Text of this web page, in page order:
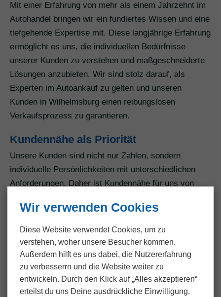
Mit einer Erfahrung von mehr als einem Jahrzehnt im
Autohandel bringen wir ein fundiertes Wissen und eine
tiefgehende Expertise mit. Diese langjährige Erfahrung
ermöglicht es uns, die individuellen Bedürfnisse
unserer Kunden zu verstehen und maßgeschneiderte
Lösungen anzubieten. Wir sind stolz darauf, als
Experten im Autoankauf zu gelten und unseren
Kunden in Wilhelmsburg einen reibungslosen
Verkaufsprozess zu garantieren.
Kundennähe als Priorität
Unsere Kunden sind nicht nur Zahlen, sondern
individuelle Persönlichkeiten mit unterschiedlichen
Anforderungen. Daher ist Kundennähe für uns von
ermöglicht es uns, Autoankauf in Wilhelmsburg
anzubieten. Egal, wo Sie sich befinden – unser Ziel ist
es, Ihren Standort zu erreichen und Ihnen einen
bequemen und persönlichen Service zu bieten.
Einfacher Prozess für maximale
Bequemlichkeit
Wir verwenden Cookies
Diese Website verwendet Cookies, um zu
verstehen, woher unsere Besucher kommen.
Außerdem hilft es uns dabei, die Nutzer­erfahrung
zu verbesserrn und die Website weiter zu
entwickeln. Durch den Klick auf „Alles akzeptieren“
erteilst du uns Deine ausdrückliche Einwilligung.